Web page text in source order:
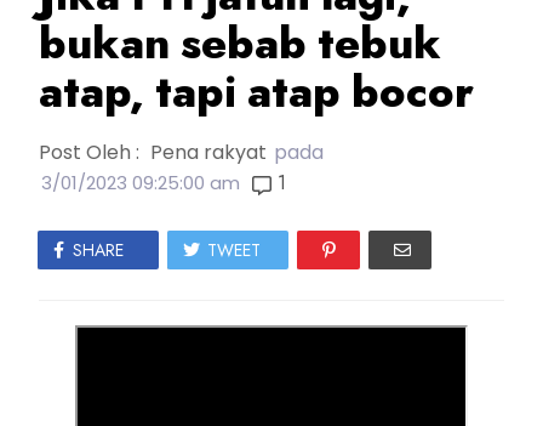
bukan sebab tebuk
atap, tapi atap bocor
Post Oleh : Pena rakyat pada
3/01/2023 09:25:00 am 1
SHARE TWEET